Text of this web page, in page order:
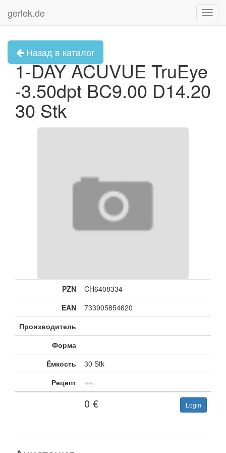
gerlek.de
Назад в каталог
1-DAY ACUVUE TruEye
-3.50dpt BC9.00 D14.20
30 Stk
PZN
CH6408334
EAN
733905854620
Производитель
Форма
Ёмкость
30 Stk
Рецепт
нет
0 € Login